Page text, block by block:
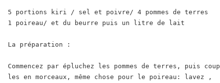
5 portions kiri / sel et poivre/ 4 pommes de terres
1 poireau/ et du beurre puis un litre de lait
La préparation :
Commencez par épluchez les pommes de terres, puis
les en morceaux, même chose pour le poireau: lavez ,